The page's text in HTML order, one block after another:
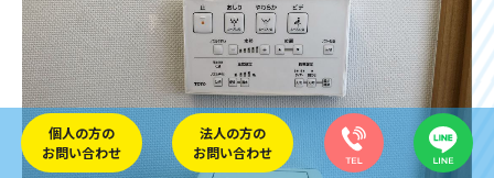
個人の方の
お問い合わせ
法人の方の
お問い合わせ